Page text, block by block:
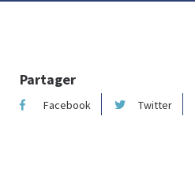
Partager
Facebook Twitter